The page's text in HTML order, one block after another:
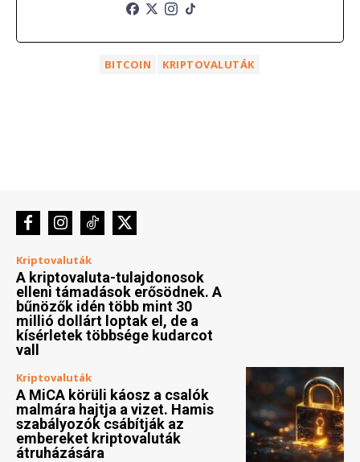
BITCOIN KRIPTOVALUTÁK
Kriptovaluták
A kriptovaluta-tulajdonosok
elleni támadások erősödnek. A
bűnözők idén több mint 30
millió dollárt loptak el, de a
kísérletek többsége kudarcot
vall
Kriptovaluták
A MiCA körüli káosz a csalók
malmára hajtja a vizet. Hamis
szabályozók csábítják az
embereket kriptovaluták
átruházására